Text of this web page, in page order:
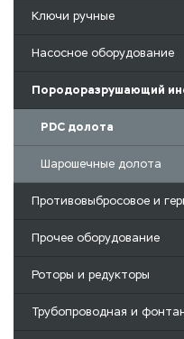
Ключи ручные
Насосное оборудование
Породоразрушающий
PDC долота
Шарошечные долота
Противовыбросовое и
Прочее оборудование
Роторы и редукторы
Трубопроводная и